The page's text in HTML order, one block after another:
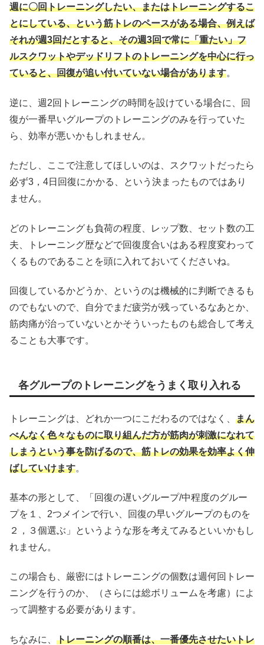
週に〇回トレーニングしたい、またはトレーニングするこ
とにしている、という筋トレのペースがある場合、例えば
それが週3回だとすると、その週3回で常に「重たい」フ
ルスクワットやデッドリフトのトレーニングを中心に行っ
ていると、回復が追い付いていない場合があります。
逆に、週2回トレーニングの時間を設けている場合に、回
復が一番早いグループのトレーニングのみを行っていた
ら、効率が悪いかもしれません。
ただし、ここで注意してほしいのは、スクワットだったら
必ず3，4日回復にかかる、という決まったものではあり
ません。
どのトレーニングも負荷の程度、レップ数、セット数の工
夫、トレーニング歴などで回復度合いはある程度変わって
くるものであることを頭に入れておいてくださいね。
回復しているかどうか、というのは機械的に判断できるも
のでもないので、自分でまだ疲労が残っているなあとか、
筋肉痛が治っていないとかそういったものも総合して考え
ることも大事です。
各グループのトレーニングをうまく取り入れる
トレーニングは、どれか一つにこだわるのではなく、 まん
べんなく色々なものに取り組んだ方が筋肉が刺激になれて
しまうという事を防げるので、筋トレの効果を効率よく伸
ばしていけます。
基本の形として、「回復の遅いグループ/中程度のグルー
プを１、2つメインで行い、回復の早いグループのものを
２，３個選ぶ」というような形を考えてみるといいかもし
れません。
この場合も、厳密にはトレーニングの個数は週何回トレー
ニングを行うのか、（さらには総ボリュームを考慮）によ
って調整する必要があります。
ちなみに、 トレーニングの順番は、一番優先させたいトレ